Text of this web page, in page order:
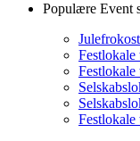
Populære Event
Festlokale